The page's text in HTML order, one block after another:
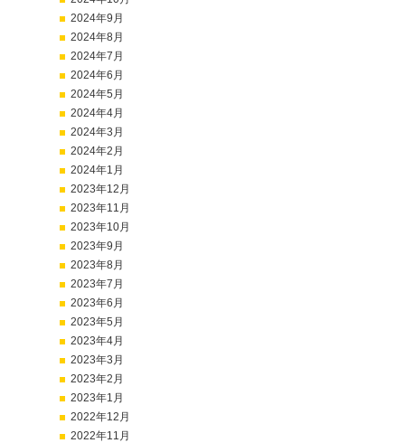
2024年9月
2024年8月
2024年7月
2024年6月
2024年5月
2024年4月
2024年3月
2024年2月
2024年1月
2023年12月
2023年11月
2023年10月
2023年9月
2023年8月
2023年7月
2023年6月
2023年5月
2023年4月
2023年3月
2023年2月
2023年1月
2022年12月
2022年11月